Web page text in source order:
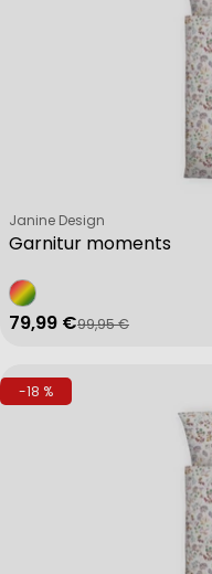
Garnitur moments
Verkäufer:
Janine Design
Verkaufspreis
79,99 €
Regulärer Preis
99,95 €
-18 %